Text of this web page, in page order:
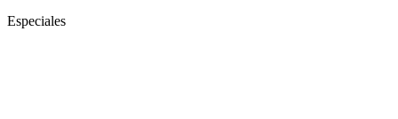
Especiales